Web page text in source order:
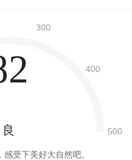
良
受下美好大自然吧。